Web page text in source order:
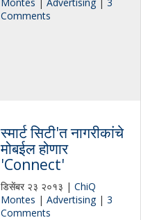
Comments
स्मार्ट सिटी'त नागरीकांचे
मोबईल होणार
'Connect'
डिसेंबर २३ २०१३ | ChiQ
Montes | Advertising| 3
Comments